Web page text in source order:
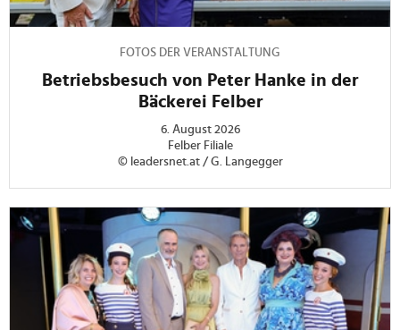
FOTOS DER VERANSTALTUNG
Betriebsbesuch von Peter Hanke in der
Bäckerei Felber
6. August 2026
Felber Filiale
© leadersnet.at / G. Langegger